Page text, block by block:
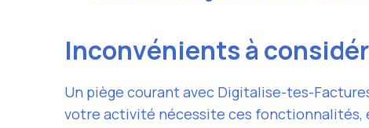
Inconvénients à
Un piège courant avec Digitalise-tes-
votre activité nécessite ces fonctionnalités,